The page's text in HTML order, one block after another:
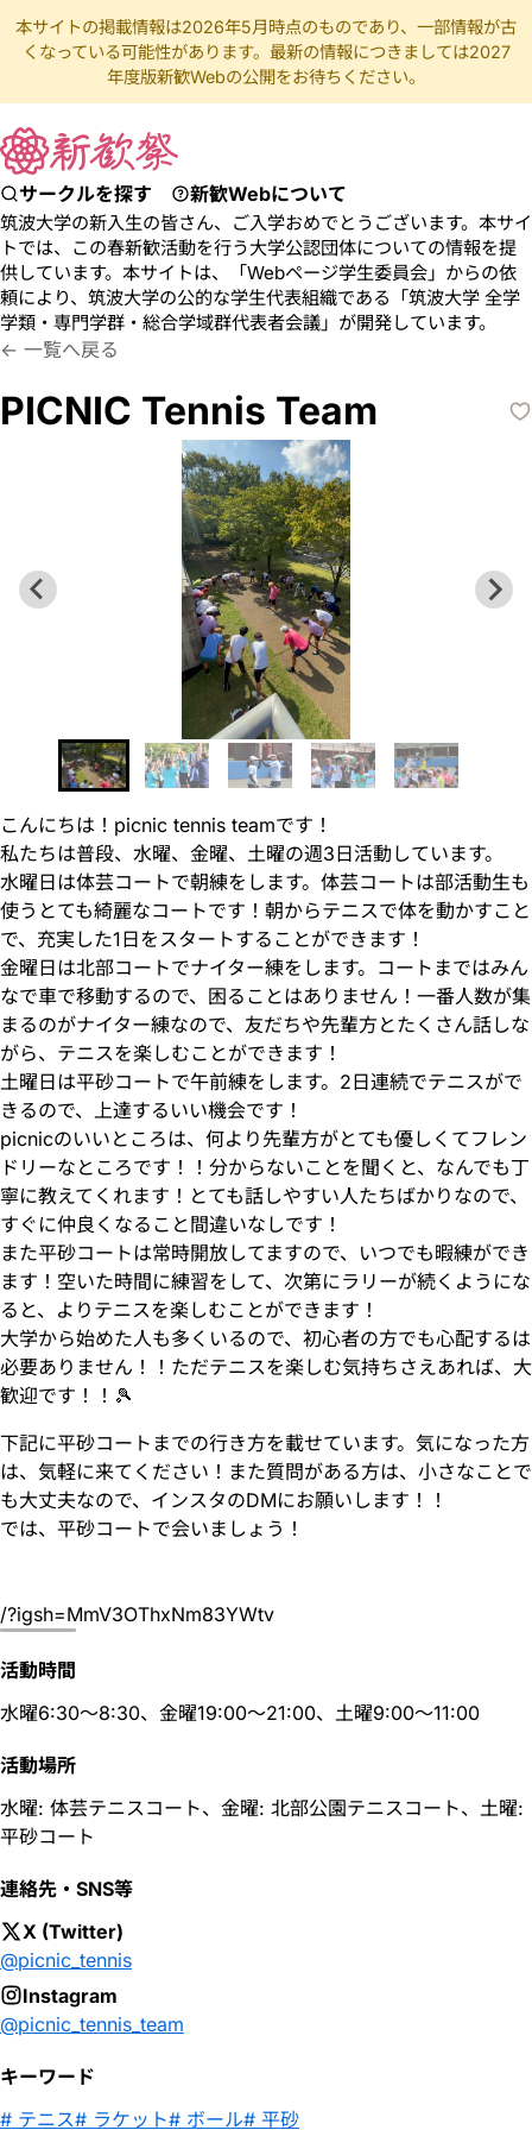
本サイトの掲載情報は2026年5月時点のものであり、一部情報が古
くなっている可能性があります。最新の情報につきましては2027
年度版新歓Webの公開をお待ちください。
サークルを探す 新歓Webについて
筑波大学の新入生の皆さん、ご入学おめでとうございます。本サイ
トでは、この春新歓活動を行う大学公認団体についての情報を提
供しています。本サイトは、「Webページ学生委員会」からの依
頼により、筑波大学の公的な学生代表組織である「筑波大学 全学
学類・専門学群・総合学域群代表者会議」が開発しています。
ぴくにっくてにすちーむ
一覧へ戻る
PICNIC Tennis Team
こんにちは！picnic tennis teamです！
私たちは普段、水曜、金曜、土曜の週3日活動しています。
水曜日は体芸コートで朝練をします。体芸コートは部活動生も
使うとても綺麗なコートです！朝からテニスで体を動かすこと
で、充実した1日をスタートすることができます！
金曜日は北部コートでナイター練をします。コートまではみん
なで車で移動するので、困ることはありません！一番人数が集
まるのがナイター練なので、友だちや先輩方とたくさん話しな
がら、テニスを楽しむことができます！
土曜日は平砂コートで午前練をします。2日連続でテニスがで
きるので、上達するいい機会です！
picnicのいいところは、何より先輩方がとても優しくてフレン
ドリーなところです！！分からないことを聞くと、なんでも丁
寧に教えてくれます！とても話しやすい人たちばかりなので、
すぐに仲良くなること間違いなしです！
また平砂コートは常時開放してますので、いつでも暇練ができ
ます！空いた時間に練習をして、次第にラリーが続くようにな
ると、よりテニスを楽しむことができます！
大学から始めた人も多くいるので、初心者の方でも心配するは
必要ありません！！ただテニスを楽しむ気持ちさえあれば、大
歓迎です！！🎾
下記に平砂コートまでの行き方を載せています。気になった方
は、気軽に来てください！また質問がある方は、小さなことで
も大丈夫なので、インスタのDMにお願いします！！
では、平砂コートで会いましょう！
/?igsh=MmV3OThxNm83YWtv
活動時間
水曜6:30〜8:30、金曜19:00〜21:00、土曜9:00〜11:00
活動場所
水曜: 体芸テニスコート、金曜: 北部公園テニスコート、土曜:
平砂コート
連絡先・SNS等
X (Twitter)
@picnic_tennis
Instagram
@picnic_tennis_team
キーワード
テニス
ラケット ボール 平砂